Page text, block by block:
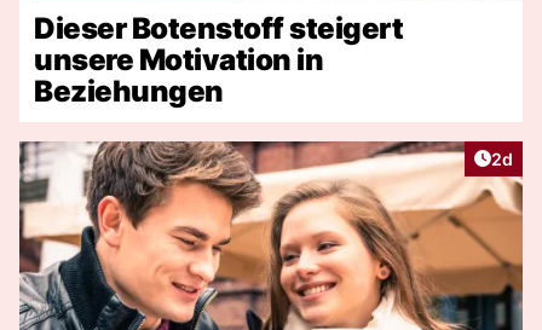
Dieser Botenstoff steigert
unsere Motivation in
Beziehungen
2d